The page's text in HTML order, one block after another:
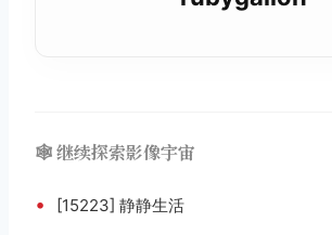
🕸️ 继续探索影像宇宙
• [15223] 静静生活